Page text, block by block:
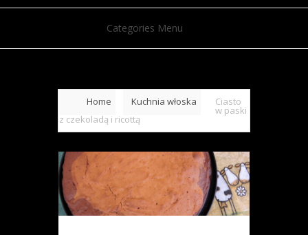
Categories Menu
Home Kuchnia włoska Ciasto
w paski
z czekoladą i ricottą